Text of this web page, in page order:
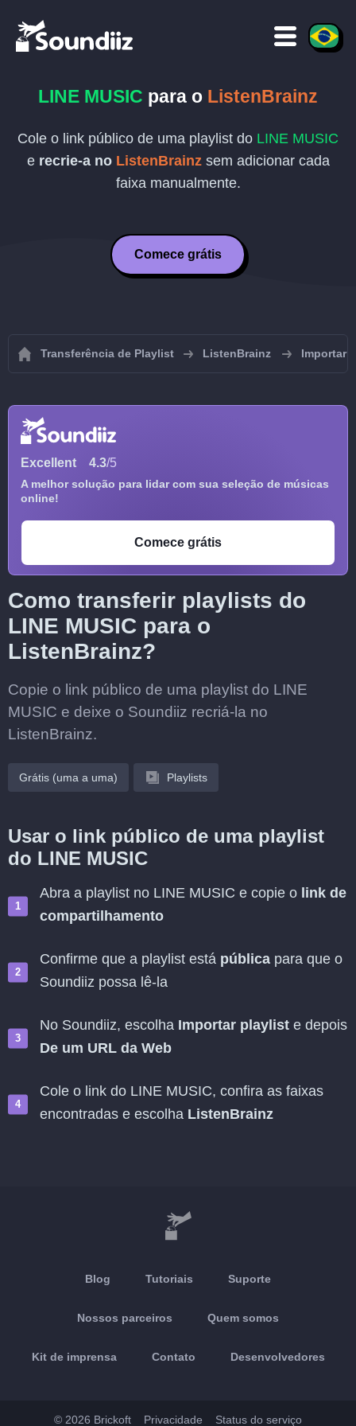
LINE MUSIC para o ListenBrainz
Cole o link público de uma playlist do LINE MUSIC
e recrie-a no ListenBrainzsem adicionar cada
faixa manualmente.
Comece grátis
Transferência de Playlist ListenBrainz Importar
Excellent 4.3/5
A melhor solução para lidar com sua seleção de músicas
online!
Comece grátis
Como transferir playlists do
LINE MUSIC para o
ListenBrainz?
Copie o link público de uma playlist do LINE
MUSIC e deixe o Soundiiz recriá-la no
ListenBrainz.
Grátis (uma a uma) Playlists
Usar o link público de uma playlist
do LINE MUSIC
Abra a playlist no LINE MUSIC e copie o link de
compartilhamento
Confirme que a playlist está pública para que o
Soundiiz possa lê-la
No Soundiiz, escolha Importar playlist e depois
De um URL da Web
Cole o link do LINE MUSIC, confira as faixas
encontradas e escolha ListenBrainz
Blog Tutoriais Suporte
Nossos parceiros Quem somos
Kit de imprensa Contato Desenvolvedores
© 2026 Brickoft Privacidade Status do serviço